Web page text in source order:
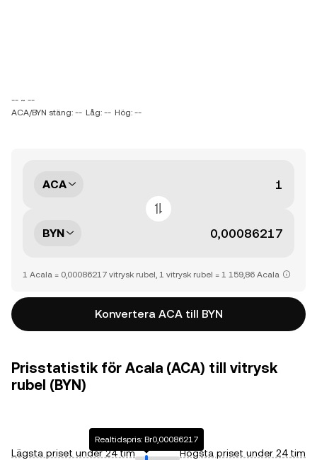
-- ~ --
ACA/BYN stäng: -- Låg: -- Hög: --
ACA
BYN
1 Acala = 0,00086217 vitrysk rubel, 1 vitrysk rubel = 1 159,86 Acala
Konvertera ACA till BYN
Prisstatistik för Acala (ACA) till vitrysk
rubel (BYN)
Lägsta priset under 24 tim
Realtidspris: Br0,00086217
Högsta priset under 24 tim